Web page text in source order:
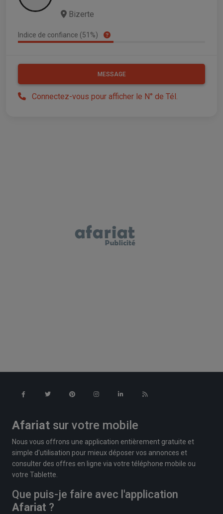
Bizerte
Indice de confiance (51%)
MESSAGE
Connectez-vous pour afficher le N° de Tél.
Afariat sur votre mobile
Nous vous offrons une application entièrement gratuite et
simple d'utilisation pour mieux déposer vos annonces et
consulter des offres en ligne via votre téléphone mobile ou
votre Tablette.
Que puis-je faire avec l'application
Afariat ?